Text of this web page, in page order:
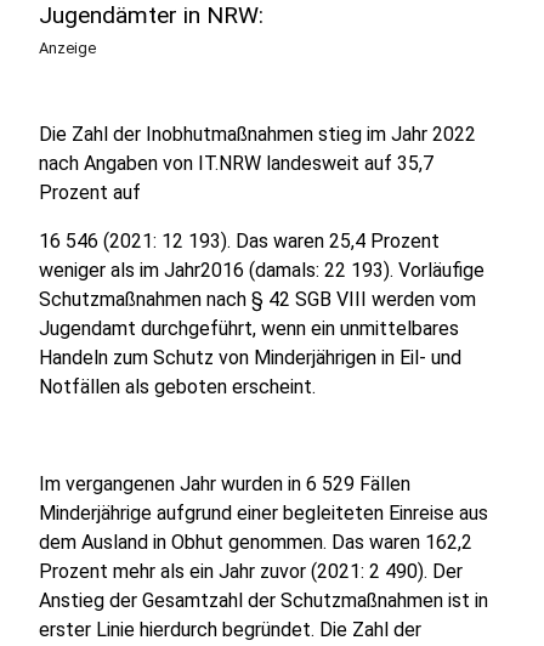
Jugendämter in NRW:
Anzeige
Die Zahl der Inobhutmaßnahmen stieg im Jahr 2022
nach Angaben von IT.NRW landesweit auf 35,7
Prozent auf
16 546 (2021: 12 193). Das waren 25,4 Prozent
weniger als im Jahr2016 (damals: 22 193). Vorläufige
Schutzmaßnahmen nach § 42 SGB VIII werden vom
Jugendamt durchgeführt, wenn ein unmittelbares
Handeln zum Schutz von Minderjährigen in Eil- und
Notfällen als geboten erscheint.
Im vergangenen Jahr wurden in 6 529 Fällen
Minderjährige aufgrund einer begleiteten Einreise aus
dem Ausland in Obhut genommen. Das waren 162,2
Prozent mehr als ein Jahr zuvor (2021: 2 490). Der
Anstieg der Gesamtzahl der Schutzmaßnahmen ist in
erster Linie hierdurch begründet. Die Zahl der